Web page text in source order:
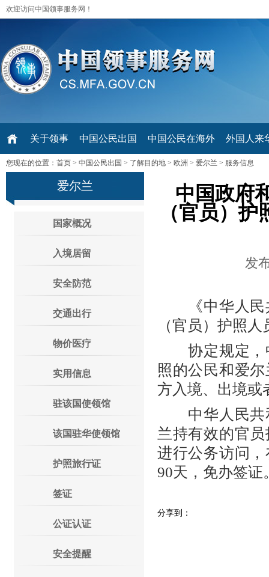
欢迎访问中国领事服务网！
关于领事 中国公民出国 中国公民在海外 外国人来
您现在的位置： 首页 > 中国公民出国 > 了解目的地 > 欧洲 > 爱尔兰 > 服务信息
爱尔兰
国家概况
入境居留
安全防范
交通出行
物价医疗
实用信息
驻该国使领馆
该国驻华使领馆
护照旅行证
签证
公证认证
安全提醒
中国政府
（官员）
发
《中华人民共
（官员）护照
协定规定，中
照的公民和爱
方入境、出境或
中华人民共和
兰持有效的官
进行公务访问
90天，免办签证
分享到：